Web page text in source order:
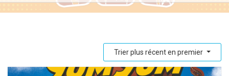
Trier plus récent en premier